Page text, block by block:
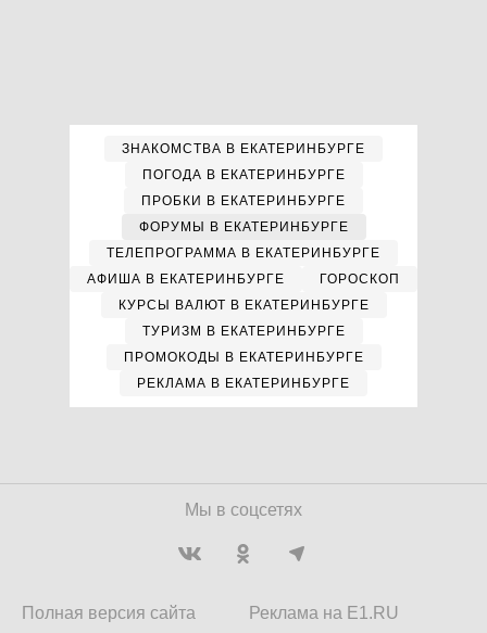
ЗНАКОМСТВА В ЕКАТЕРИНБУРГЕ
ПОГОДА В ЕКАТЕРИНБУРГЕ
ПРОБКИ В ЕКАТЕРИНБУРГЕ
ФОРУМЫ В ЕКАТЕРИНБУРГЕ
ТЕЛЕПРОГРАММА В ЕКАТЕРИНБУРГЕ
АФИША В ЕКАТЕРИНБУРГЕ
ГОРОСКОП
КУРСЫ ВАЛЮТ В ЕКАТЕРИНБУРГЕ
ТУРИЗМ В ЕКАТЕРИНБУРГЕ
ПРОМОКОДЫ В ЕКАТЕРИНБУРГЕ
РЕКЛАМА В ЕКАТЕРИНБУРГЕ
Мы в соцсетях
Полная версия сайта
Реклама на E1.RU